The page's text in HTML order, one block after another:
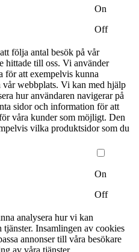
On
Off
följa antal besök på vår
hittade till oss. Vi använder
för att exempelvis kunna
vår webbplats. Vi kan med hjälp
hur användaren navigerar på
sidor och information för att
våra kunder som möjligt. Den
vilka produktsidor som du
On
Off
analysera hur vi kan
Insamlingen av cookies
annonser till våra besökare
av våra tjänster.